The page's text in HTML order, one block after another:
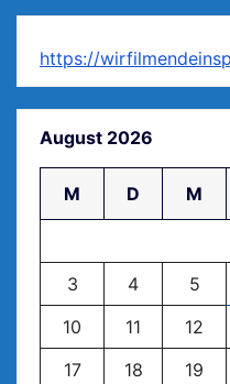
https://
August 2026
M D M
3
4 5
10
11 12
17
18 19